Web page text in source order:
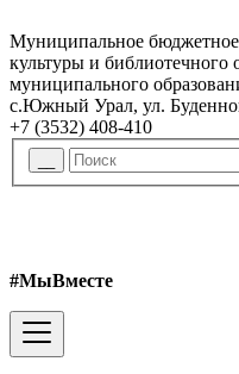
Муниципальное
культуры и
муниципального
с.Южный Урал, ул.
+7 (3532) 408-410
#МыВместе